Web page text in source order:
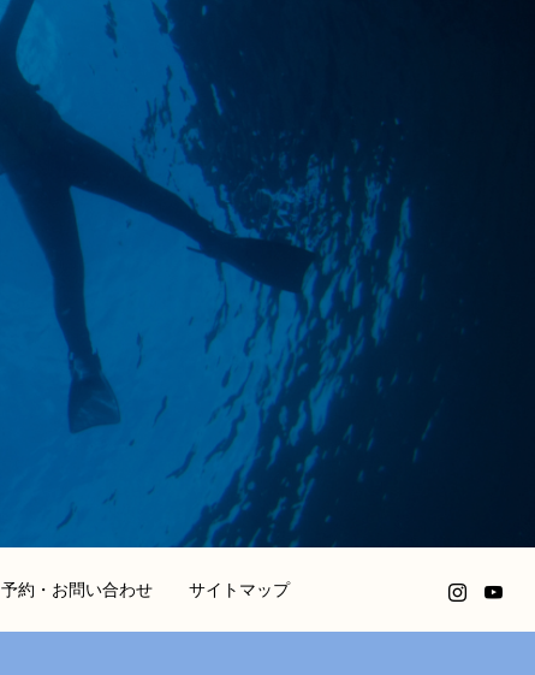
予約・お問い合わせ サイトマップ